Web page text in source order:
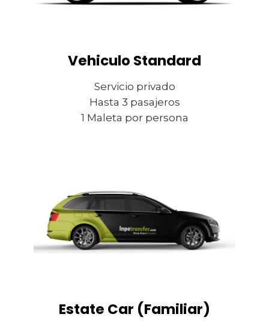
Vehiculo Standard
Servicio privado
Hasta 3 pasajeros
1 Maleta por persona
Estate Car (Familiar)